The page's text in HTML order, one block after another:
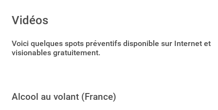
Vidéos
Voici quelques spots préventifs disponible sur Internet et
visionables gratuitement.
Alcool au volant (France)